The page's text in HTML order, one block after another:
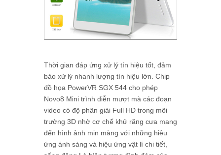
Thời gian đáp ứng xử lý tín hiệu tốt, đảm
bảo xử lý nhanh lượng tín hiệu lớn. Chip
đồ họa PowerVR SGX 544 cho phép
Novo8 Mini trình diễn mượt mà các đoạn
video có độ phân giải Full HD trong môi
trường 3D nhờ cơ chế khử răng cưa mang
đến hình ảnh mịn màng với những hiệu
ứng ánh sáng và hiệu ứng vật lí chi tiết,